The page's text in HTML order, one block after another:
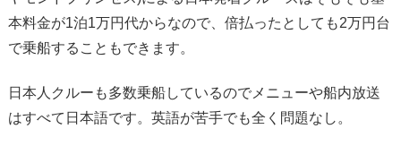
本料金が1泊1万円代からなので、倍払ったとしても2万円台
で乗船することもできます。
日本人クルーも多数乗船しているのでメニューや船内放送
はすべて日本語です。英語が苦手でも全く問題なし。